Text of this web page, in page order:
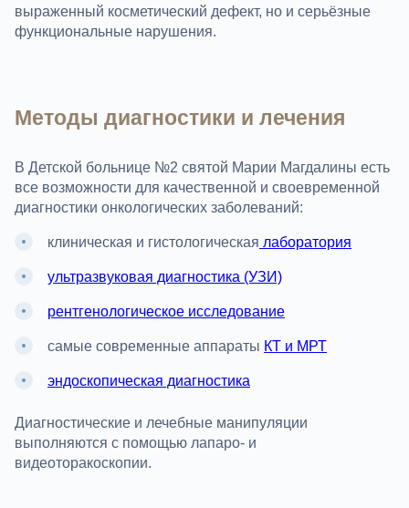
выраженный косметический дефект, но и серьёзные
функциональные нарушения.
Методы диагностики и лечения
В Детской больнице №2 святой Марии Магдалины есть
все возможности для качественной и своевременной
диагностики онкологических заболеваний:
клиническая и гистологическая лаборатория
ультразвуковая диагностика (УЗИ)
рентгенологическое исследование
самые современные аппараты КТ и МРТ
эндоскопическая диагностика
Диагностические и лечебные манипуляции
выполняются с помощью лапаро- и
видеоторакоскопии.